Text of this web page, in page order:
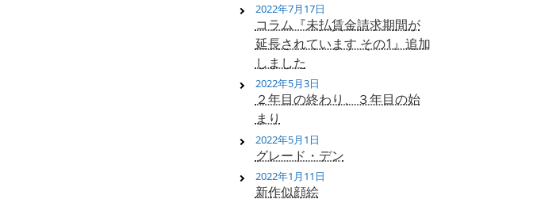
コラム『未払賃金請求期間が
延長されています その1』追加
しました
2022年7月17日
２年目の終わり、３年目の始
まり
2022年5月3日
グレード・デン
2022年5月1日
新作似顔絵
2022年1月11日